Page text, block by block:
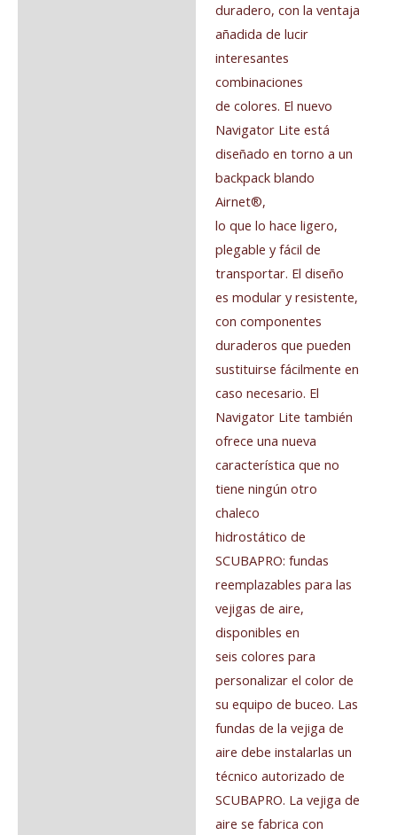
duradero, con la ventaja
añadida de lucir
interesantes
combinaciones
de colores. El nuevo
Navigator Lite está
diseñado en torno a un
backpack blando
Airnet®,
lo que lo hace ligero,
plegable y fácil de
transportar. El diseño
es modular y resistente,
con componentes
duraderos que pueden
sustituirse fácilmente en
caso necesario. El
Navigator Lite también
ofrece una nueva
característica que no
tiene ningún otro
chaleco
hidrostático de
SCUBAPRO: fundas
reemplazables para las
vejigas de aire,
disponibles en
seis colores para
personalizar el color de
su equipo de buceo. Las
fundas de la vejiga de
aire debe instalarlas un
técnico autorizado de
SCUBAPRO. La vejiga de
aire se fabrica con